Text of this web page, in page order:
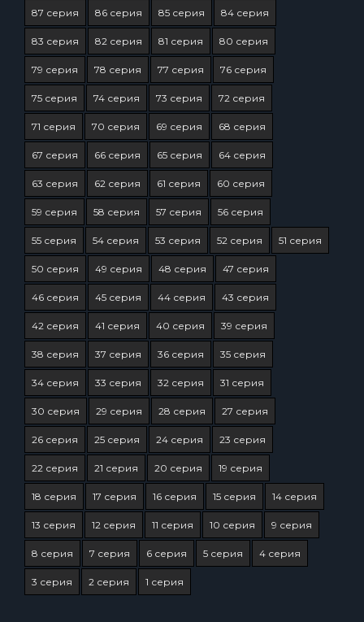
87 серия 86 серия 85 серия 84 серия
83 серия 82 серия 81 серия 80 серия
79 серия 78 серия 77 серия 76 серия
75 серия 74 серия 73 серия 72 серия
71 серия 70 серия 69 серия 68 серия
67 серия 66 серия 65 серия 64 серия
63 серия 62 серия 61 серия 60 серия
59 серия 58 серия 57 серия 56 серия
55 серия 54 серия 53 серия 52 серия 51 серия
50 серия 49 серия 48 серия 47 серия
46 серия 45 серия 44 серия 43 серия
42 серия 41 серия 40 серия 39 серия
38 серия 37 серия 36 серия 35 серия
34 серия 33 серия 32 серия 31 серия
30 серия 29 серия 28 серия 27 серия
26 серия 25 серия 24 серия 23 серия
22 серия 21 серия 20 серия 19 серия
18 серия 17 серия 16 серия 15 серия 14 серия
13 серия 12 серия 11 серия 10 серия 9 серия
8 серия 7 серия 6 серия 5 серия 4 серия
3 серия 2 серия 1 серия